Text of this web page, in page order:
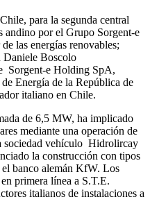
para la segunda central
andino por el Grupo Sorgent-e
las energías renovables;
Daniele Boscolo
Sorgent-e Holding SpA,
Energía de la República de
italiano en Chile.
de 6,5 MW, ha implicado
mediante una operación de
sociedad vehículo Hidrolircay
la construcción con tipos
el banco alemán KfW. Los
primera línea a S.T.E.
italianos de instalaciones a